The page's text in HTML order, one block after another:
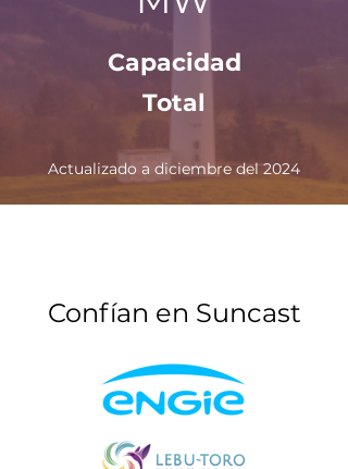
Capacidad
Total
Actualizado a diciembre del 2024
Confían en Suncast